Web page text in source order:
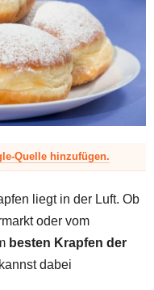
Quelle hinzufügen.
liegt in der Luft. Ob
oder vom
besten Krapfen der
dabei